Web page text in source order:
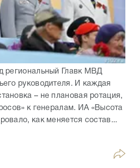
региональный Главк МВД
руководителя. И каждая
– не плановая ротация,
к генералам. ИА «Высота
как меняется состав...